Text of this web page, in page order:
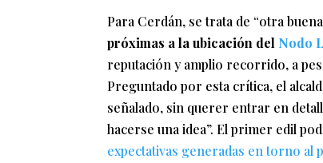
Para Cerdán, se trata de “otra
próximas a la ubicación del Nodo
reputación y amplio recorrido, a
Preguntado por esta crítica, el
señalado, sin querer entrar en
hacerse una idea”. El primer edil
expectativas generadas en torno al